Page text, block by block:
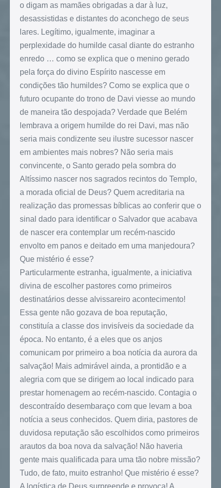
o digam as mamães obrigadas a dar à luz,
desassistidas e distantes do aconchego de seus
lares. Legítimo, igualmente, imaginar a
perplexidade do humilde casal diante do estranho
enredo … como se explica que o menino gerado
pela força do divino Espírito nascesse em
condições tão humildes? Como se explica que o
futuro ocupante do trono de Davi viesse ao mundo
de maneira tão despojada? Verdade que Belém
lembrava a origem humilde do rei Davi, mas não
seria mais condizente seu ilustre sucessor nascer
em ambientes mais nobres? Não seria mais
convincente, o Santo gerado pela sombra do
Altíssimo nascer nos sagrados recintos do Templo,
a morada oficial de Deus? Quem acreditaria na
realização das promessas bíblicas ao conferir que o
sinal dado para identificar o Salvador que acabava
de nascer era contemplar um recém-nascido
envolto em panos e deitado em uma manjedoura?
Que mistério é esse?
Particularmente estranha, igualmente, a iniciativa
divina de escolher pastores como primeiros
destinatários desse alvissareiro acontecimento!
Essa gente não gozava de boa reputação,
constituía a classe dos invisíveis da sociedade da
época. No entanto, é a eles que os anjos
comunicam por primeiro a boa notícia da aurora da
salvação! Mais admirável ainda, a prontidão e a
alegria com que se dirigem ao local indicado para
prestar homenagem ao recém-nascido. Contagia o
descontraído desembaraço com que levam a boa
notícia a seus conhecidos. Quem diria, pastores de
duvidosa reputação são escolhidos como primeiros
arautos da boa nova da salvação! Não haveria
gente mais qualificada para uma tão nobre missão?
Tudo, de fato, muito estranho! Que mistério é esse?
A logística de Deus surpreende e provoca! A